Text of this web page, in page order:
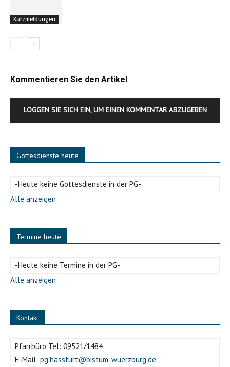
Kurzmeldungen
Kommentieren Sie den Artikel
LOGGEN SIE SICH EIN, UM EINEN KOMMENTAR ABZUGEBEN
Gottesdienste heute
-Heute keine Gottesdienste in der PG-
Alle anzeigen
Termine heute
-Heute keine Termine in der PG-
Alle anzeigen
Kontakt
Pfarrbüro Tel: 09521/1484
E-Mail: pg.hassfurt@bistum-wuerzburg.de